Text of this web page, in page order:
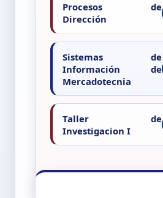
Procesos de
Dirección
Sistemas de
Información de
Mercadotecnia
Taller de
Investigacion I